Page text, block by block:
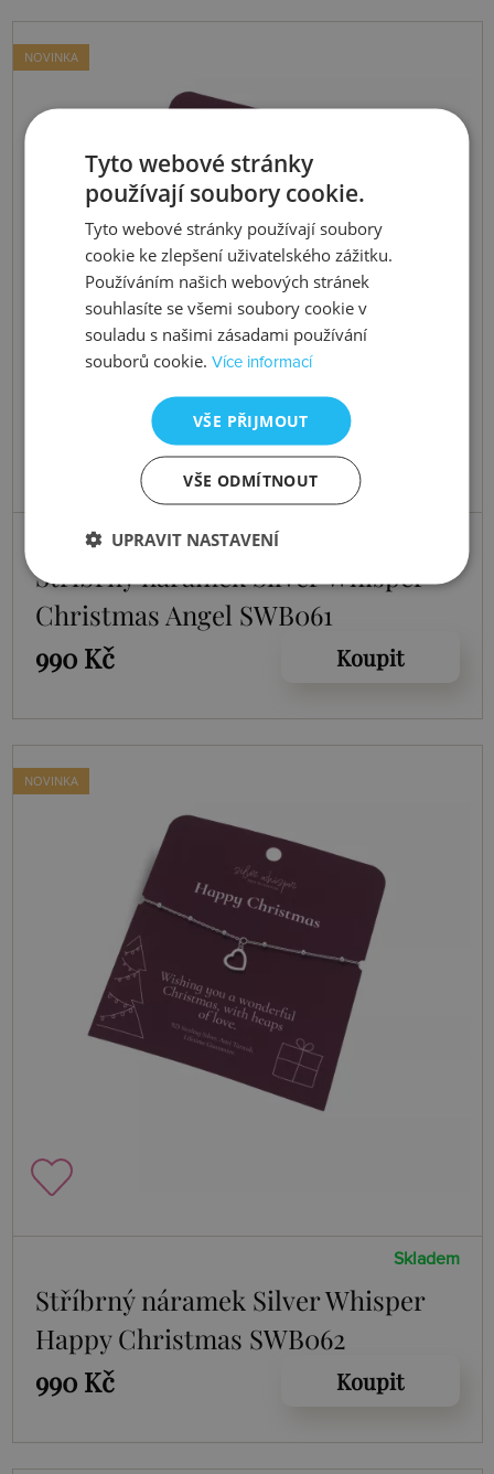
NOVINKA
Stříbrný náramek Silver Whisper
Christmas Angel SWB061
990 Kč
Koupit
NOVINKA
Skladem
Stříbrný náramek Silver Whisper
Happy Christmas SWB062
990 Kč
Koupit
Tyto webové stránky
používají soubory cookie.
Tyto webové stránky používají soubory
cookie ke zlepšení uživatelského zážitku.
Používáním našich webových stránek
souhlasíte se všemi soubory cookie v
souladu s našimi zásadami používání
souborů cookie.Více informací
VŠE PŘIJMOUT
VŠE ODMÍTNOUT
UPRAVIT NASTAVENÍ